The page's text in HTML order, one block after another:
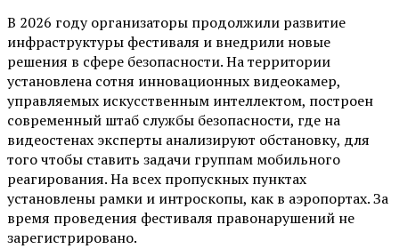
В 2026 году организаторы продолжили развитие
инфраструктуры фестиваля и внедрили новые
решения в сфере безопасности. На территории
установлена сотня инновационных видеокамер,
управляемых искусственным интеллектом, построен
современный штаб службы безопасности, где на
видеостенах эксперты анализируют обстановку, для
того чтобы ставить задачи группам мобильного
реагирования. На всех пропускных пунктах
установлены рамки и интроскопы, как в аэропортах. За
время проведения фестиваля правонарушений не
зарегистрировано.